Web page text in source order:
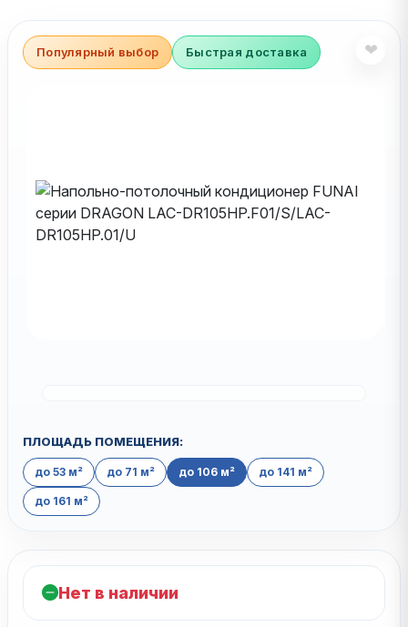
Популярный выбор Быстрая доставка ❤
ПЛОЩАДЬ ПОМЕЩЕНИЯ:
до 53 м² до 71 м² до 106 м² до 141 м²
до 161 м²
Нет в наличии